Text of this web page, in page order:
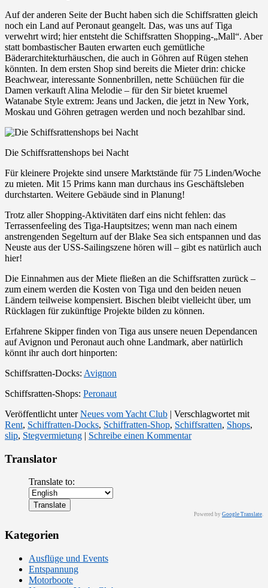
Auf der anderen Seite der Bucht haben sich die Schiffsratten gleich
noch ein Land auf Peronaut geangelt. Das, was uns auf Tiga
verwehrt wird; hier entsteht die Schiffsratten Shopping-„Mall“. Aber
statt bombastischer Bauten erwarten euch gemütliche
Bäderarchitekturhäuschen, die auch in Göhren auf Rügen stehen
könnten. In dem ersten Shop sind bereits die Mieter drin: chicke
Beachwear, interessante Sonnenbrillen, nette Schüüchen für die
Damen verkauft Alina Melodie – für den Sir bietet kruemel
Watanabe Style extrem: Jeans und Jacken, die jetzt in New York,
Moskau und Göhren getragen werden und noch bezahlbar sind.
Die Schiffsrattenshops bei Nacht
Für kleinere Projekte sind unsere Marktstände für 75 Linden/Woche
zu mieten. Mit 15 Prims kann man durchaus ins Geschäftsleben
durchstarten. Weitere Gebäude sind in Planung!
Trotz aller Shopping-Aktivitäten darf eins nicht fehlen: das
Terrassenfeeling des Tiga-Hauptsitzes; wenn man nach einem
anstrengenden Segelturn auf der Blake Sea sich entspannen und das
Neuste aus der USS-Sailingszene hören will – gibt es natürlich auch
hier!
Die Einnahmen aus der Miete fließen an die Schiffsratten zurück –
zum einem werden die Kosten von Tiga und den beiden neuen
Ländern teilweise kompensiert. Bischen bleibt vielleicht über, um
Rücklagen für zukünftige Projekte bilden zu können.
Erfahrene Skipper finden von Tiga aus unsere neuen Dependancen
auf Avignon und Peronaut auch ohne Landmark, aber natürlich
könnt ihr auch dort hinporten:
Schiffsratten-Docks: Avignon
Schiffsratten-Shops: Peronaut
Veröffentlicht unter Neues vom Yacht Club | Verschlagwortet mit
Rent, Schiffratten-Docks, Schiffratten-Shop, Schiffsratten, Shops,
slip, Stegvermietung | Schreibe einen Kommentar
Translator
Translate to:
Powered by Google Translate.
Kategorien
Ausflüge und Events
Entspannung
Motorboote